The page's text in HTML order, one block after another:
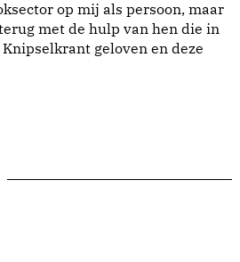
op mij als persoon, maar
met de hulp van hen die in
geloven en deze